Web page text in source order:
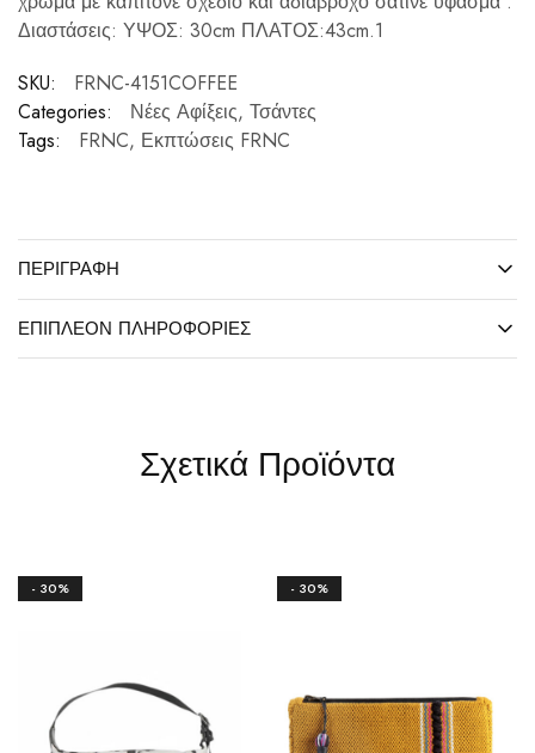
Διαστάσεις: ΥΨΟΣ: 30cm ΠΛΑΤΟΣ:43cm.1
SKU:
FRNC-4151COFFEE
Categories:
Νέες Αφίξεις, Τσάντες
Tags:
FRNC, Εκπτώσεις FRNC
ΠΕΡΙΓΡΑΦΉ
ΕΠΙΠΛΈΟΝ ΠΛΗΡΟΦΟΡΊΕΣ
Σχετικά Προϊόντα
- 30% - 30%